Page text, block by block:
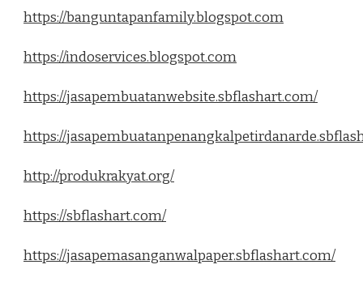
https://banguntapanfamily.blogspot.com
https://indoservices.blogspot.com
https://jasapembuatanwebsite.sbflashart.com/
https://
http://produkrakyat.org/
https://sbflashart.com/
https://jasapemasanganwalpaper.sbflashart.com/